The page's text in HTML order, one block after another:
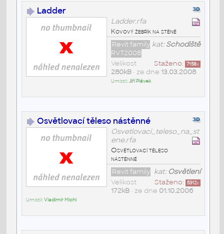
Ladder
Ladder.rfa
Kovový žebřík na stěně
kat:Schodiště
Revit family
RVT2008
Staženo: 7158x
Velikost
280kB• ze dne 13.03.2008
Umístil:Jiří Plávek
Osvětlovací těleso nástěnné
Osvetlovaci_teleso_na_st
ene.rfa
Osvětlovací těleso
nástěnné
kat: Osvětlení
Revit family
Staženo: 5312x
Velikost
172kB• ze dne 01.10.2006
Umístil:Vladimír Michl